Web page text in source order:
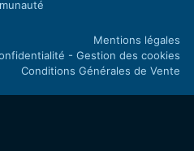
Mentions légales
- Gestion des cookies
Conditions Générales de Vente